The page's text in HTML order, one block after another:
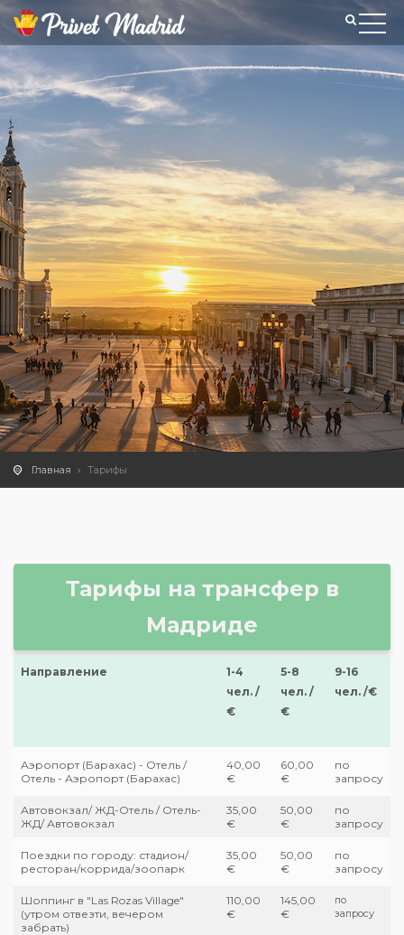
Главная Тарифы
Тарифы на трансфер в
Мадриде
Направление
1-4
чел. /
€
5-8
чел. /
€
9-16
чел. /€
Аэропорт (Барахас) - Отель /
Отель - Аэропорт (Барахас)
40,00
€
60,00
€
по
запросу
Автовокзал/ ЖД-Отель / Отель-
ЖД/ Автовокзал
35,00
€
50,00
€
по
запросу
Поездки по городу: стадион/
ресторан/коррида/зоопарк
35,00
€
50,00
€
по
запросу
Шоппинг в "Las Rozas Village"
(утром отвезти, вечером
забрать)
110,00
€
145,00
€
по
запросу